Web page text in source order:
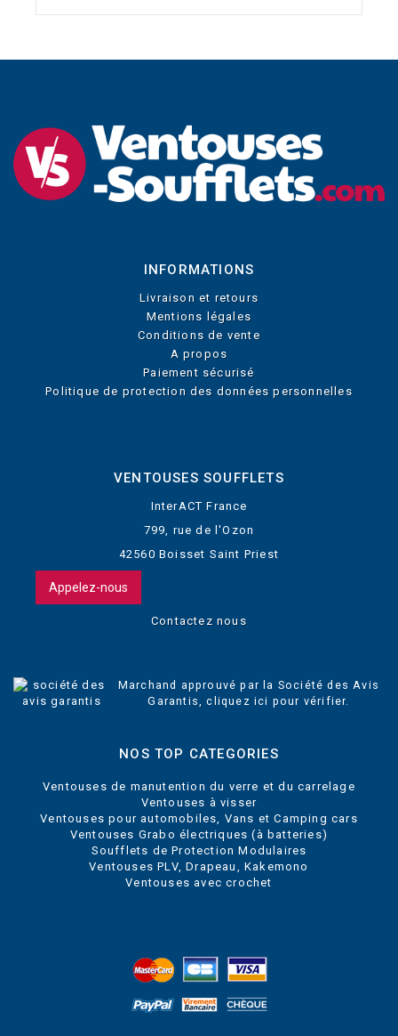
INFORMATIONS
Livraison et retours
Mentions légales
Conditions de vente
A propos
Paiement sécurisé
Politique de protection des données personnelles
VENTOUSES SOUFFLETS
InterACT France
799, rue de l'Ozon
42560 Boisset Saint Priest
Appelez-nous
Contactez nous
Marchand approuvé par la Société des Avis
Garantis,cliquez ici pour vérifier
NOS TOP CATEGORIES
Ventouses de manutention du verre et du carrelage
Ventouses à visser
Ventouses pour automobiles, Vans et Camping cars
Ventouses Grabo électriques (à batteries)
Soufflets de Protection Modulaires
Ventouses PLV, Drapeau, Kakemono
Ventouses avec crochet